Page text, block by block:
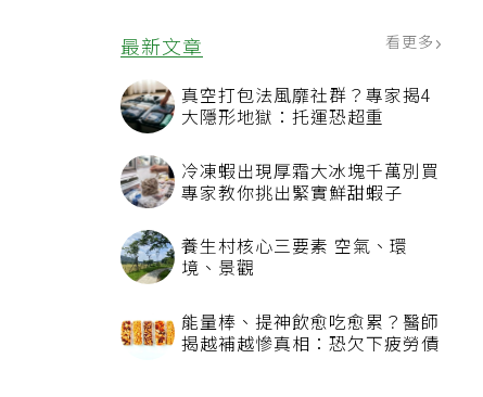
最新文章 看更多
真空打包法風靡社群？專家揭4
大隱形地獄：托運恐超重
冷凍蝦出現厚霜大冰塊千萬別買
專家教你挑出緊實鮮甜蝦子
養生村核心三要素 空氣、環
境、景觀
能量棒、提神飲愈吃愈累？醫師
揭越補越慘真相：恐欠下疲勞債